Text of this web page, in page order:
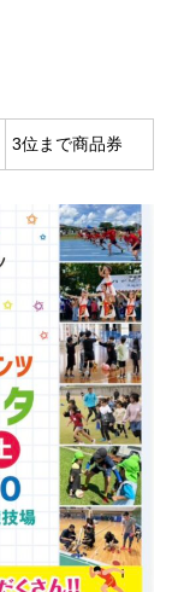
3位まで商品券